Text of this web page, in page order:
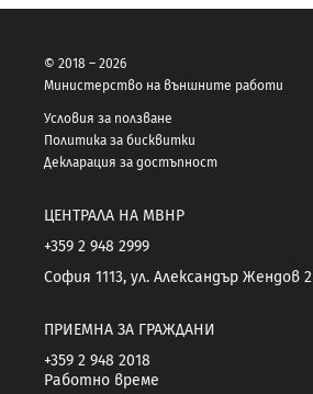
© 2018 – 2026
Министерство на външните работи
Условия за ползване
Политика за бисквитки
Декларация за достъпност
ЦЕНТРАЛА НА МВНР
+359 2 948 2999
София 1113, ул. Александър Жендов 2
ПРИЕМНА ЗА ГРАЖДАНИ
+359 2 948 2018
Работно време